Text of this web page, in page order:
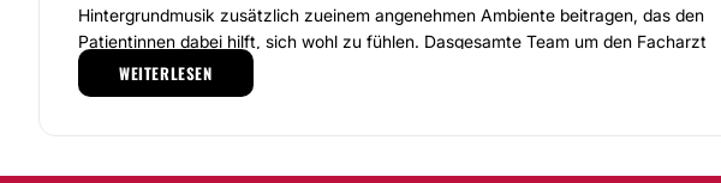
Hintergrundmusik zusätzlich zueinem angenehmen Ambiente beitragen, das den
Patientinnen dabei hilft, sich wohl zu fühlen. Dasgesamte Team um den Facharzt
steht den Patientinnen der Praxisstets mit Rat und Tat zur Seite und begegnet
ihnenmit Verständnis und Offenheit.
WEITERLESEN